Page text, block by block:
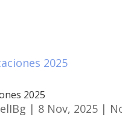
2025
| 8 Nov, 2025|